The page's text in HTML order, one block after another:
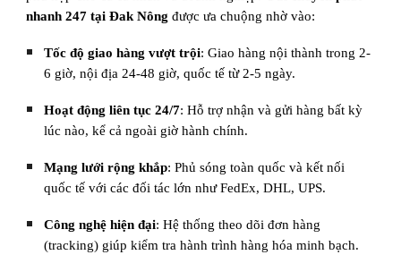
nhanh 247 tại Đak Nông được ưa chuộng nhờ vào:
Tốc độ giao hàng vượt trội: Giao hàng nội thành trong 2-
6 giờ, nội địa 24-48 giờ, quốc tế từ 2-5 ngày.
Hoạt động liên tục 24/7: Hỗ trợ nhận và gửi hàng bất kỳ
lúc nào, kể cả ngoài giờ hành chính.
Mạng lưới rộng khắp: Phủ sóng toàn quốc và kết nối
quốc tế với các đối tác lớn như FedEx, DHL, UPS.
Công nghệ hiện đại: Hệ thống theo dõi đơn hàng
(tracking) giúp kiểm tra hành trình hàng hóa minh bạch.